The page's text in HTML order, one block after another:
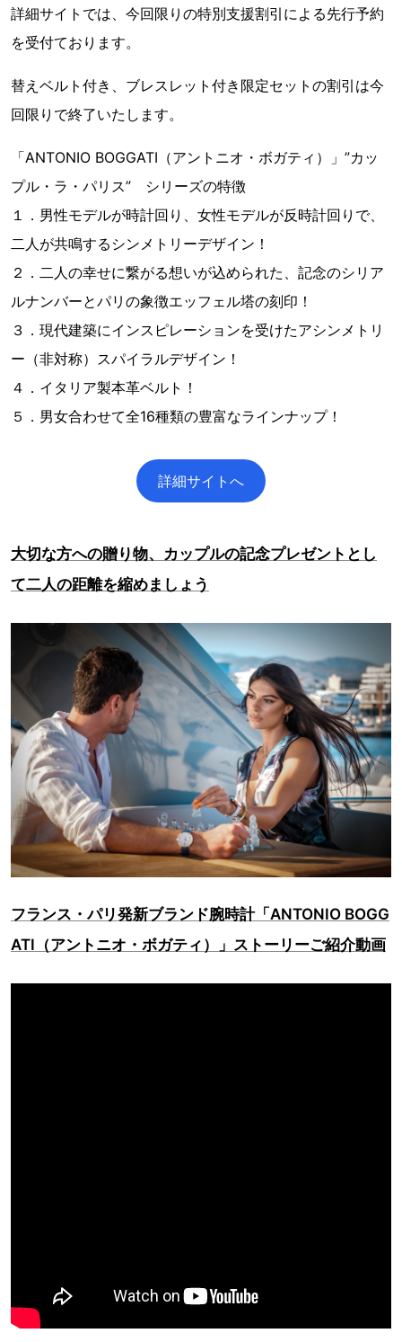
詳細サイトでは、今回限りの特別支援割引による先行予約
を受付ております。
替えベルト付き、ブレスレット付き限定セットの割引は今
回限りで終了いたします。
「ANTONIO BOGGATI（アントニオ・ボガティ）」”カッ
プル・ラ・パリス” シリーズの特徴
１．男性モデルが時計回り、女性モデルが反時計回りで、
二人が共鳴するシンメトリーデザイン！
２．二人の幸せに繋がる想いが込められた、記念のシリア
ルナンバーとパリの象徴エッフェル塔の刻印！
３．現代建築にインスピレーションを受けたアシンメトリ
ー（非対称）スパイラルデザイン！
４．イタリア製本革ベルト！
５．男女合わせて全16種類の豊富なラインナップ！
詳細サイトへ
大切な方への贈り物、カップルの記念プレゼントとし
て二人の距離を縮めましょう
フランス・パリ発新ブランド腕時計「ANTONIO BOGG
ATI（アントニオ・ボガティ）」ストーリーご紹介動画